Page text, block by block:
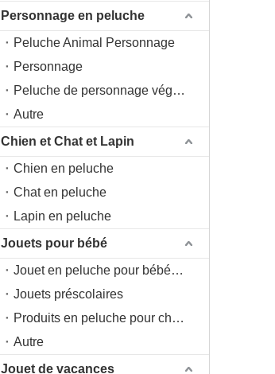
Personnage en peluche
Peluche Animal Personnage
Personnage
Peluche de personnage végétal
Autre
Chien et Chat et Lapin
Chien en peluche
Chat en peluche
Lapin en peluche
Jouets pour bébé
Jouet en peluche pour bébé 0+
Jouets préscolaires
Produits en peluche pour chambre d'enfant
Autre
Jouet de vacances